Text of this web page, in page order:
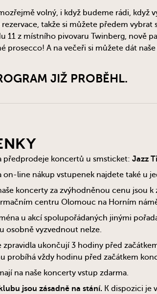
volný, i když budeme rádi,
takže si můžete předem
11 z místního pivovaru Twinberg, nově
prosecco! A na večeři si můžete dát
JIŽ PROBĚHL.
předprodeje koncertů u smsticket: Jazz
on-line nákup vstupenek najdete také u
koncerty za zvýhodněnou cenu jsou
centru Olomouc na Horním
u akcí spolupořádaných jinými
osobně vyzvednout nelze.
zpravidla ukončují 3 hodiny před
probíhá vždy hodinu před začátkem
na naše koncerty vstup zdarma.
jsou zásadně na stání. K dispozici je